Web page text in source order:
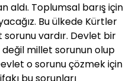
aldı. Toplumsal barış için
Bu ülkede Kürtler
vardır. Devlet bir
değil millet sorunun olup
o sorunu çözmek için